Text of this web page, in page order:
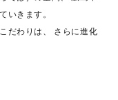
いきます。
だわりは、
さらに進化